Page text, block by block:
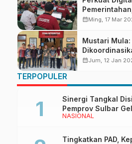
Pembentukan
calendar_monthMing, 17 Mar
Mustari
calendar_monthJum, 12 Jan
TERPOPULER
NASIONAL
Sinergi Tangkal
Pemprov Sulbar
Kantor Redaksi di
Tingkatkan PAD,